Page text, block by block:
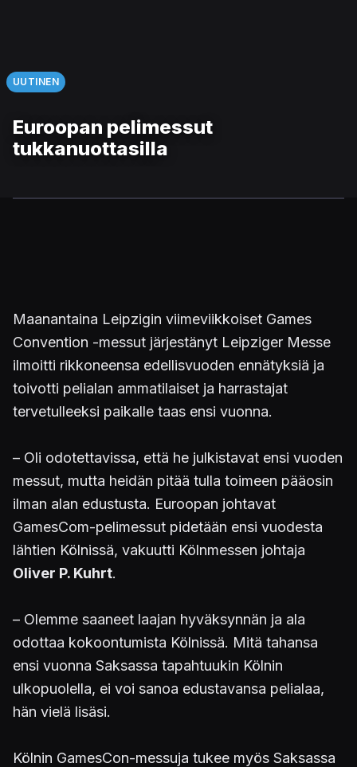
UUTINEN
Euroopan pelimessut
tukkanuottasilla
Maanantaina Leipzigin viimeviikkoiset Games
Convention -messut järjestänyt Leipziger Messe
ilmoitti rikkoneensa edellisvuoden ennätyksiä ja
toivotti pelialan ammatilaiset ja harrastajat
tervetulleeksi paikalle taas ensi vuonna.
– Oli odotettavissa, että he julkistavat ensi vuoden
messut, mutta heidän pitää tulla toimeen pääosin
ilman alan edustusta. Euroopan johtavat
GamesCom-pelimessut pidetään ensi vuodesta
lähtien Kölnissä, vakuutti Kölnmessen johtaja
Oliver P. Kuhrt.
– Olemme saaneet laajan hyväksynnän ja ala
odottaa kokoontumista Kölnissä. Mitä tahansa
ensi vuonna Saksassa tapahtuukin Kölnin
ulkopuolella, ei voi sanoa edustavansa pelialaa,
hän vielä lisäsi.
Kölnin GamesCon-messuja tukee myös Saksassa